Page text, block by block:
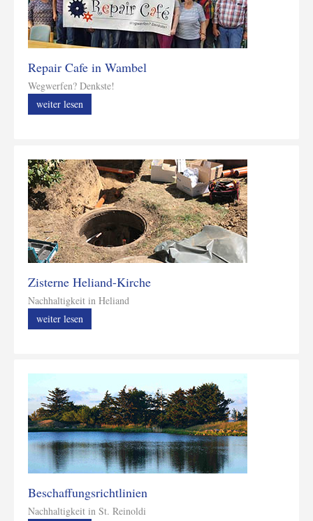
Repair Cafe in Wambel
Wegwerfen? Denkste!
weiter lesen
Zisterne Heliand-Kirche
Nachhaltigkeit in Heliand
weiter lesen
Beschaffungsrichtlinien
Nachhaltigkeit in St. Reinoldi